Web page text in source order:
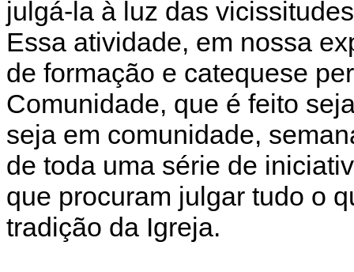
julgá-la à luz das
Essa atividade, em nossa
de formação e catequese
Comunidade, que é feito
seja em comunidade,
de toda uma série de
que procuram julgar tudo o
tradição da Igreja.